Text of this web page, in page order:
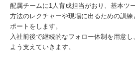
配属チームに1人育成担当がおり、基本ツ
方法のレクチャーや現場に出るための訓
ポートをします。
入社前後で継続的なフォロー体制を用意
よう支えていきます。